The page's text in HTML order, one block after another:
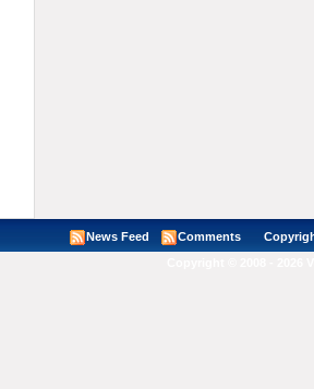
News Feed Comments Copyright